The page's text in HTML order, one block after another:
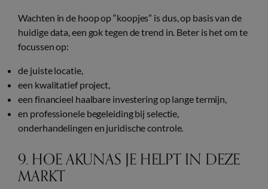
Wachten in de hoop op “koopjes” is dus, op basis van de
huidige data, een gok tegen de trend in. Beter is het om te
focussen op:
de juiste locatie,
een kwalitatief project,
een financieel haalbare investering op lange termijn,
en professionele begeleiding bij selectie,
onderhandelingen en juridische controle.
9. HOE AKUNAS JE HELPT IN DEZE
MARKT